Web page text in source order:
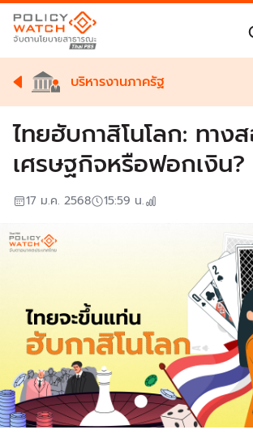
บริหารงานภาครัฐ
ไทยฮับกาสิโนโลก: ทาง
เศรษฐกิจหรือฟอกเงิน?
17 ม.ค. 2568 15:59 น.